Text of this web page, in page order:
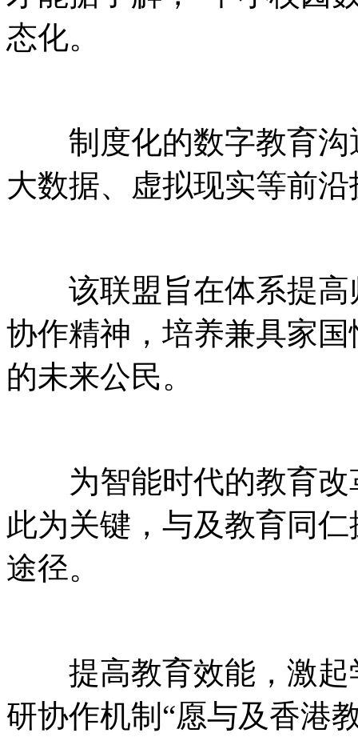
态化。
制度化的数字教育沟
大数据、虚拟现实等前
该联盟旨在体系提高
协作精神，培养兼具家
的未来公民。
为智能时代的教育改
此为关键，与及教育同
途径。
提高教育效能，激起
研协作机制“愿与及香港